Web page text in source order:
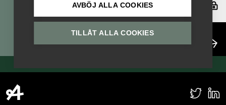
Logga in
AVBÖJ ALLA COOKIES
TILLÅT ALLA COOKIES